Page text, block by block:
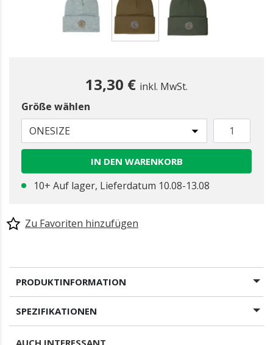
13,30 € inkl. MwSt.
Größe wählen
ONESIZE
IN DEN WARENKORB
10+ Auf lager, Lieferdatum 10.08-13.08
Zu Favoriten hinzufügen
PRODUKTINFORMATION
SPEZIFIKATIONEN
AUCH INTERESSANT